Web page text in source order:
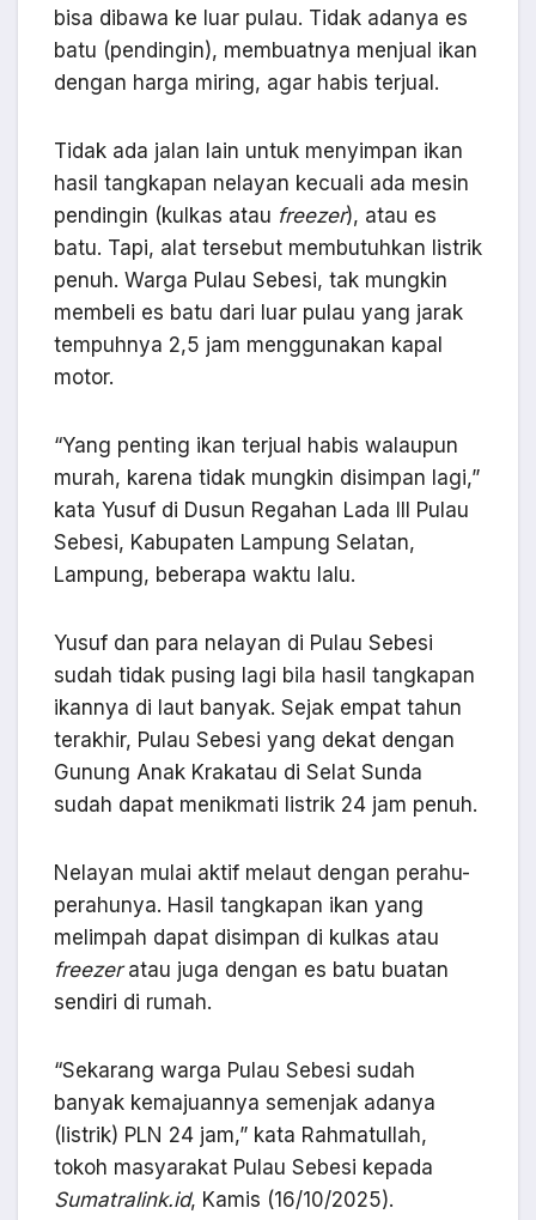
bisa dibawa ke luar pulau. Tidak adanya es
batu (pendingin), membuatnya menjual ikan
dengan harga miring, agar habis terjual.
Tidak ada jalan lain untuk menyimpan ikan
hasil tangkapan nelayan kecuali ada mesin
pendingin (kulkas atau freezer), atau es
batu. Tapi, alat tersebut membutuhkan listrik
penuh. Warga Pulau Sebesi, tak mungkin
membeli es batu dari luar pulau yang jarak
tempuhnya 2,5 jam menggunakan kapal
motor.
“Yang penting ikan terjual habis walaupun
murah, karena tidak mungkin disimpan lagi,”
kata Yusuf di Dusun Regahan Lada III Pulau
Sebesi, Kabupaten Lampung Selatan,
Lampung, beberapa waktu lalu.
Yusuf dan para nelayan di Pulau Sebesi
sudah tidak pusing lagi bila hasil tangkapan
ikannya di laut banyak. Sejak empat tahun
terakhir, Pulau Sebesi yang dekat dengan
Gunung Anak Krakatau di Selat Sunda
sudah dapat menikmati listrik 24 jam penuh.
Nelayan mulai aktif melaut dengan perahu-
perahunya. Hasil tangkapan ikan yang
melimpah dapat disimpan di kulkas atau
freezeratau juga dengan es batu buatan
sendiri di rumah.
“Sekarang warga Pulau Sebesi sudah
banyak kemajuannya semenjak adanya
(listrik) PLN 24 jam,” kata Rahmatullah,
tokoh masyarakat Pulau Sebesi kepada
Sumatralink.id, Kamis (16/10/2025).